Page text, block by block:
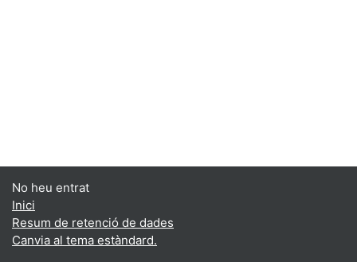
No heu entrat
Inici
Resum de retenció de dades
Canvia al tema estàndard.